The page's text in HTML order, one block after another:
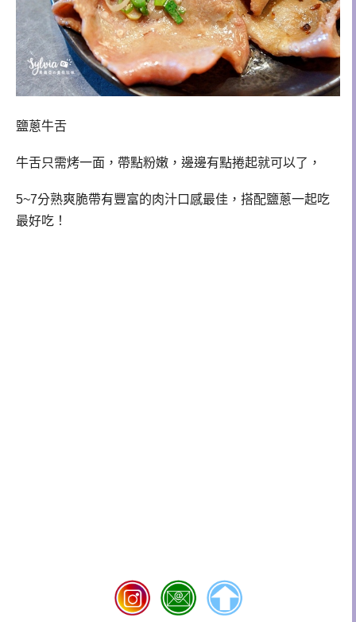
鹽蔥牛舌
牛舌只需烤一面，帶點粉嫩，邊邊有點捲起就可以了，
5~7分熟爽脆帶有豐富的肉汁口感最佳，搭配鹽蔥一起吃
最好吃！